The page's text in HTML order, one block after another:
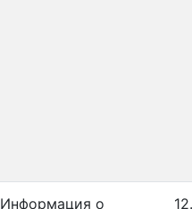
Информация о